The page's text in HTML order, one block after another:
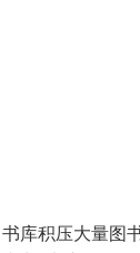
库积压大量图